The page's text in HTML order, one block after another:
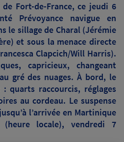
Fort-de-France, ce jeudi 6
Prévoyance navigue en
le sillage de Charal (Jérémie
et sous la menace directe
Clapcich/Will Harris).
capricieux, changeant
gré des nuages. À bord, le
quarts raccourcis, réglages
au cordeau. Le suspense
l’arrivée en Martinique
locale), vendredi 7